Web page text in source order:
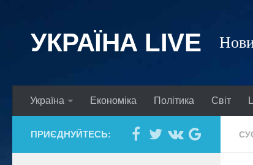
УКРАЇНА LIVE
Україна Економіка Політика Світ
ПРИЄДНУЙТЕСЬ: